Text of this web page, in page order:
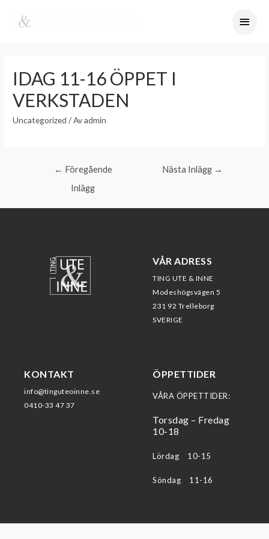
IDAG 11-16 ÖPPET I
VERKSTADEN
Uncategorized / Avadmin
← Föregående
Inlägg
Nästa Inlägg →
VÅR ADRESS
TING UTE & INNE
Modeshögsvägen 5
231 92 Trelleborg
SVERIGE
KONTAKT
info@tinguteoinne.se
0410-33 47 37
ÖPPETTIDER
VÅRA ÖPPETTIDER:
Torsdag – Fredag
10-18
Lördag 10-15
Söndag 11-16